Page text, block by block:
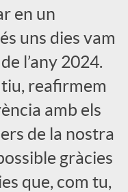
en un
uns dies vam
l’any 2024.
reafirmem
amb els
de la nostra
gràcies
que, com tu,